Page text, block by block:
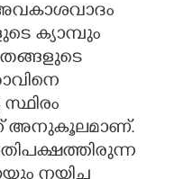
ക്യാമ്പും
അനുകൂലമാണ്.